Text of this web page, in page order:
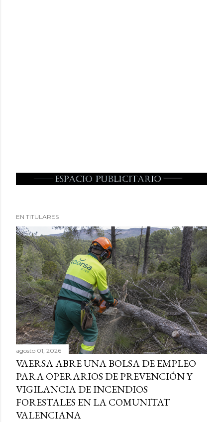
EN TITULARES
agosto 01, 2026
VAERSA ABRE UNA BOLSA DE EMPLEO
PARA OPERARIOS DE PREVENCIÓN Y
VIGILANCIA DE INCENDIOS
FORESTALES EN LA COMUNITAT
VALENCIANA